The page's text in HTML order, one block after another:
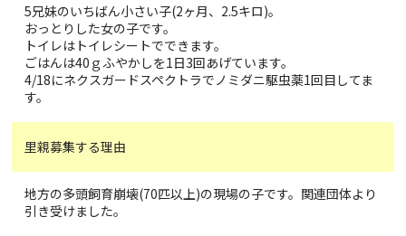
5兄妹のいちばん小さい子(2ヶ月、2.5キロ)。
おっとりした女の子です。
トイレはトイレシートでできます。
ごはんは40ｇふやかしを1日3回あげています。
4/18にネクスガードスペクトラでノミダニ駆虫薬1回目してま
す。
里親募集する理由
地方の多頭飼育崩壊(70匹以上)の現場の子です。関連団体より
引き受けました。